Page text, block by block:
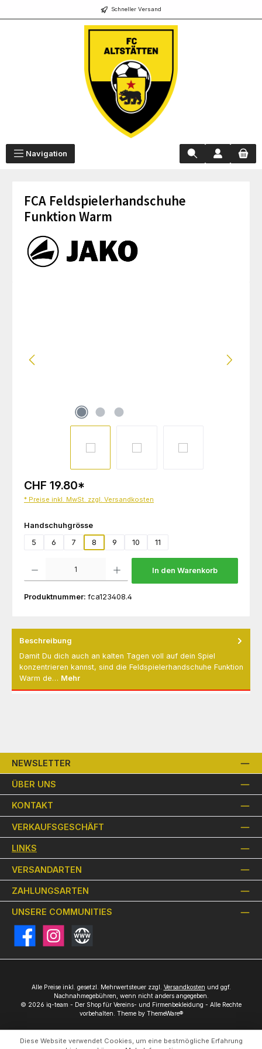
Schneller Versand
Navigation
FCA Feldspielerhandschuhe
Funktion Warm
CHF 19.80*
* Preise inkl. MwSt. zzgl. Versandkosten
Handschuhgrösseauswählen
5
6 7 8 9 10 11
In den Warenkorb
Produktnummer: fca123408.4
Beschreibung
Damit Du dich auch an kalten Tagen voll auf dein Spiel
konzentrieren kannst, sind die Feldspielerhandschuhe Funktion
Warm de… Mehr
NEWSLETTER
ÜBER UNS
KONTAKT
VERKAUFSGESCHÄFT
LINKS
VERSANDARTEN
ZAHLUNGSARTEN
UNSERE COMMUNITIES
FacebookInstagramWebsite
Alle Preise inkl. gesetzl. Mehrwertsteuer zzgl. Versandkosten und ggf.
Nachnahmegebühren, wenn nicht anders angegeben.
© 2026 iq-team - Der Shop für Vereins- und Firmenbekleidung - Alle Rechte
vorbehalten. Theme by ThemeWare®
Diese Website verwendet Cookies, um eine bestmögliche Erfahrung